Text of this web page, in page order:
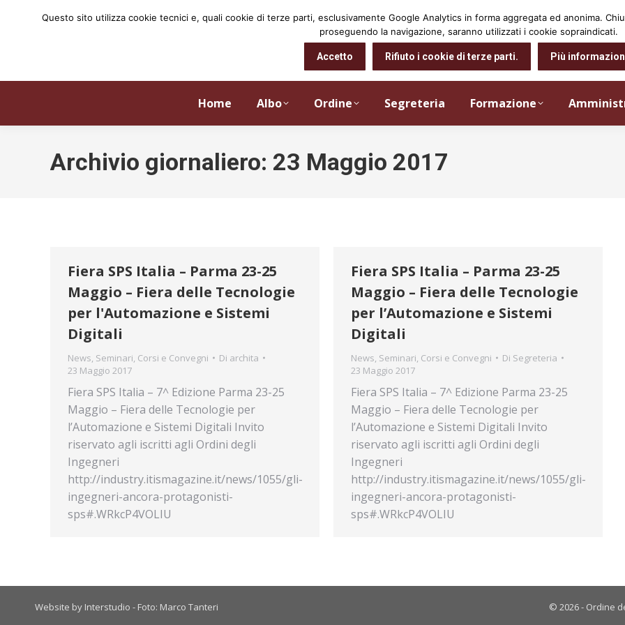
Home Albo Ordine Segreteria Formazione
Archivio giornaliero: 23 Maggio 2017
Fiera SPS Italia – Parma 23-25
Maggio – Fiera delle Tecnologie
per l'Automazione e Sistemi
Digitali
News, Seminari, Corsi e Convegni Di archita
23 Maggio 2017
Fiera SPS Italia – 7^ Edizione Parma 23-25
Maggio – Fiera delle Tecnologie per
l’Automazione e Sistemi Digitali Invito
riservato agli iscritti agli Ordini degli
Ingegneri
http://industry.itismagazine.it/news/1055/gli-
ingegneri-ancora-protagonisti-
sps#.WRkcP4VOLIU
Fiera SPS Italia – Parma 23-25
Maggio – Fiera delle Tecnologie
per l’Automazione e Sistemi
Digitali
News, Seminari, Corsi e Convegni Di Segreteria
23 Maggio 2017
Fiera SPS Italia – 7^ Edizione Parma 23-25
Maggio – Fiera delle Tecnologie per
l’Automazione e Sistemi Digitali Invito
riservato agli iscritti agli Ordini degli
Ingegneri
http://industry.itismagazine.it/news/1055/gli-
ingegneri-ancora-protagonisti-
sps#.WRkcP4VOLIU
Website by Interstudio - Foto: Marco Tanteri © 2026 - Ordine
Questo sito utilizza cookie tecnici e, quali cookie di terze parti, esclusivamente Google Analytics in forma aggregata ed anonima.
proseguendo la navigazione, saranno utilizzati i cookie sopraindicati.
Accetto Rifiuto i cookie di terze parti. Più